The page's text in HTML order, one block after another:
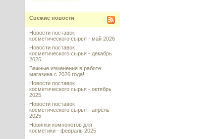
Свежие новости
Новости поставок
косметического сырья - май 2026
Новости поставок
косметического сырья - декабрь
2025
Важные изменения в работе
магазина с 2026 года!
Новости поставок
косметического сырья - октябрь
2025
Новости поставок
косметического сырья - апрель
2025
Новинки компонетов для
косметики - февраль 2025